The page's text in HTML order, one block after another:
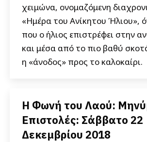
χειμώνα, ονομαζόμενη
«Ημέρα του Ανίκητου Ήλιου»,
που ο ήλιος επιστρέφει στην
και μέσα από το πιο βαθύ
η «άνοδος» προς το καλοκαίρι.
Η Φωνή του Λαού:
Επιστολές: Σάββατο 22
Δεκεμβρίου 2018